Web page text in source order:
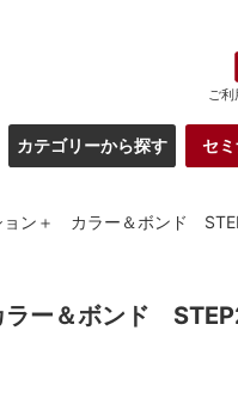
ご利
カテゴリーから探す セ
ョン＋ カラー＆ボンド
ラー＆ボンド